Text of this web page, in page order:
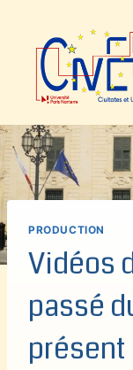
contenu
PRODUCTION
Vidéos
passé
présent